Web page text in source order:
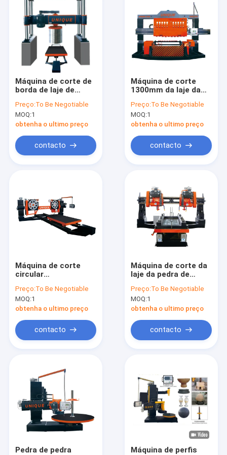
Show de RV
Contacte-nos
Notícia
Peça umas citações
Diamond Wire Saw Machine
máquina de cinzeladura de pedra do cnc
Máquina de corte de
borda de laje de
pórtico de quatro
cilindros 2500mm
Preço:To Be Negotiable
MOQ:1
obtenha o ultimo preço
contacto
Máquina de corte
1300mm da laje da
do granito
5200x1700x2900mm
Preço:To Be Negotiable
MOQ:1
obtenha o ultimo preço
contacto
Máquina de corte
circular
do mármore da serra
da faixa
Preço:To Be Negotiable
MOQ:1
obtenha o ultimo preço
contacto
Máquina de corte da
laje da pedra de
a laje circular da
coluna da laje
Preço:To Be Negotiable
MOQ:1
obtenha o ultimo preço
contacto
Pedra de pedra
Máquina de perfis